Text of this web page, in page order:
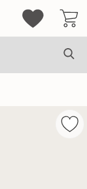
Mina